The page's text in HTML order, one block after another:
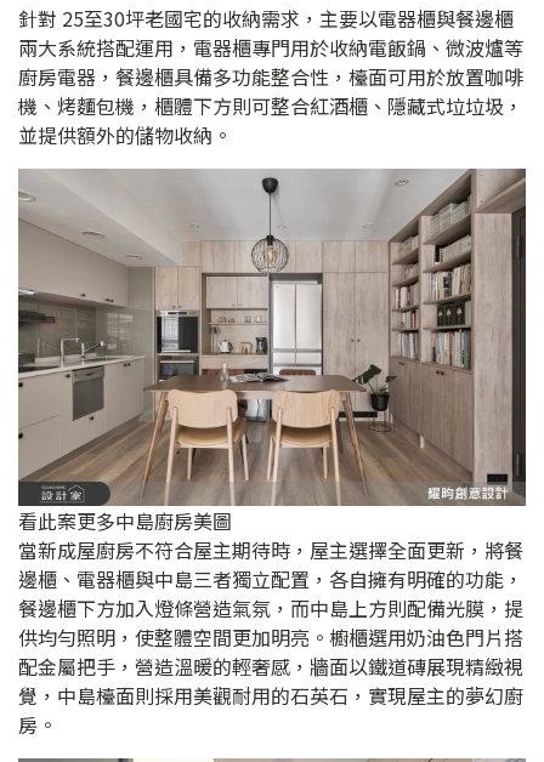
針對 25至30坪老國宅的收納需求，主要以電器櫃與餐邊櫃
兩大系統搭配運用，電器櫃專門用於收納電飯鍋、微波爐等
廚房電器，餐邊櫃具備多功能整合性，檯面可用於放置咖啡
機、烤麵包機，櫃體下方則可整合紅酒櫃、隱藏式垃垃圾，
並提供額外的儲物收納。
看此案更多中島廚房美圖
當新成屋廚房不符合屋主期待時，屋主選擇全面更新，將餐
邊櫃、電器櫃與中島三者獨立配置，各自擁有明確的功能，
餐邊櫃下方加入燈條營造氣氛，而中島上方則配備光膜，提
供均勻照明，使整體空間更加明亮。櫥櫃選用奶油色門片搭
配金屬把手，營造溫暖的輕奢感，牆面以鐵道磚展現精緻視
覺，中島檯面則採用美觀耐用的石英石，實現屋主的夢幻廚
房。